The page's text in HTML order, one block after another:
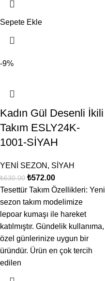
Sepete Ekle
-9%
Kadın Gül Desenli İkili
Takım ESLY24K-
1001-SİYAH
YENİ SEZON , SİYAH
₺630.00 ₺572.00
Tesettür Takım Özellikleri: Yeni
sezon takım modelimize
lepoar kumaşı ile hareket
katılmıştır. Gündelik kullanıma,
özel günlerinize uygun bir
üründür. Ürün en çok tercih
edilen